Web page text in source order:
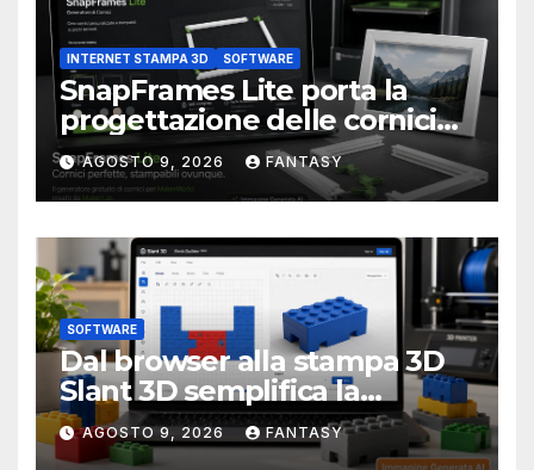
INTERNET STAMPA 3D SOFTWARE
SnapFrames Lite porta la
progettazione delle cornici
personalizzate direttamente
nel browser
AGOSTO 9, 2026 FANTASY
SOFTWARE
Dal browser alla stampa 3D
Slant 3D semplifica la
creazione di mattoncini
compatibili LEGO
AGOSTO 9, 2026 FANTASY